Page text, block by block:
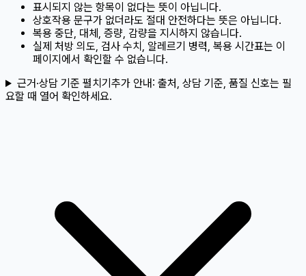
표시되지 않는 항목이 없다는 뜻이 아닙니다.
상호작용 문구가 없더라도 절대 안전하다는 뜻은 아닙니다.
복용 중단, 대체, 증량, 감량을 지시하지 않습니다.
실제 처방 의도, 검사 수치, 알레르기 병력, 복용 시간표는 이
페이지에서 확인할 수 없습니다.
근거·상담 기준 펼치기추가 안내: 출처, 상담 기준, 품질 신호는 필
요할 때 열어 확인하세요.